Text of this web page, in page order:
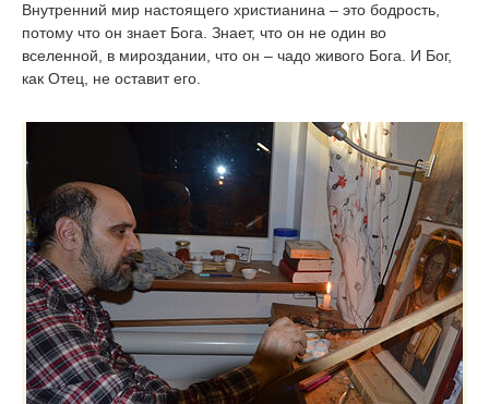
Внутренний мир настоящего христианина – это бодрость,
потому что он знает Бога. Знает, что он не один во
вселенной, в мироздании, что он – чадо живого Бога. И Бог,
как Отец, не оставит его.